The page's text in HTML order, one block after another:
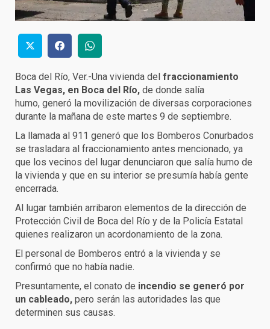
Boca del Río, Ver.-Una vivienda del fraccionamiento
Las Vegas, en Boca del Río, de donde salía
humo, generó la movilización de diversas corporaciones
durante la mañana de este martes 9 de septiembre.
La llamada al 911 generó que los Bomberos Conurbados
se trasladara al fraccionamiento antes mencionado, ya
que los vecinos del lugar denunciaron que salía humo de
la vivienda y que en su interior se presumía había gente
encerrada.
Al lugar también arribaron elementos de la dirección de
Protección Civil de Boca del Río y de la Policía Estatal
quienes realizaron un acordonamiento de la zona.
El personal de Bomberos entró a la vivienda y se
confirmó que no había nadie.
Presuntamente, el conato de incendio se generó por
un cableado, pero serán las autoridades las que
determinen sus causas.